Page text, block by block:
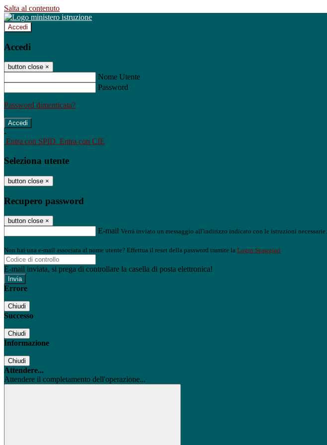
Salta al contenuto
Accedi
Accedi
button close ×
Nome Utente
Password
Password dimenticata?
-
Entra con SPID Entra con CIE
Seleziona utente
button close ×
Recupero password
button close ×
E-mail Verrà inviato un messaggio all'indirizzo indicato con le istruzioni necessarie.
Non hai una e-mail associata al nome utente? Effettua il reset della password tramite la Login Spaggiari
E-mail inviata, si prega di controllare la casella di posta elettronica!
Errore
Chiudi
Successo
Chiudi
Informazione
Chiudi
Attendere...
Attendere il completamento dell'operazione...